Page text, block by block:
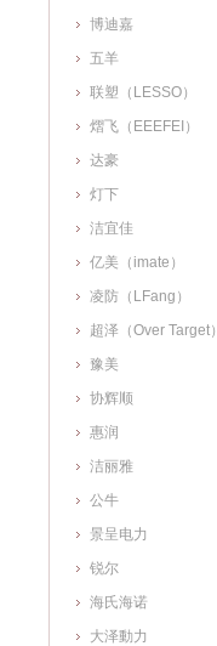
博迪嘉
五羊
联塑（LESSO）
熠飞（EEEFEI）
达豪
灯下
洁宜佳
亿美（imate）
凌防（LFang）
超泽（Over Target）
豫美
协辉顺
惠润
洁丽雅
公牛
景呈电力
锐尔
海氏海诺
大泽動力